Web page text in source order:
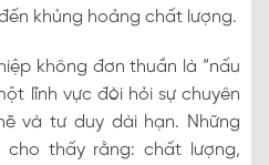
khủng hoảng chất lượng.
không đơn thuần là “nấu
lĩnh vực đòi hỏi sự chuyên
và tư duy dài hạn. Những
cho thấy rằng: chất lượng,